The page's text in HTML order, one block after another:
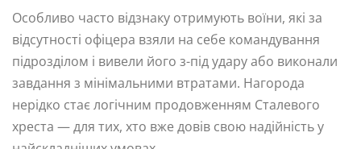
Особливо часто відзнаку отримують воїни, які за
відсутності офіцера взяли на себе командування
підрозділом і вивели його з-під удару або виконали
завдання з мінімальними втратами. Нагорода
нерідко стає логічним продовженням Сталевого
хреста — для тих, хто вже довів свою надійність у